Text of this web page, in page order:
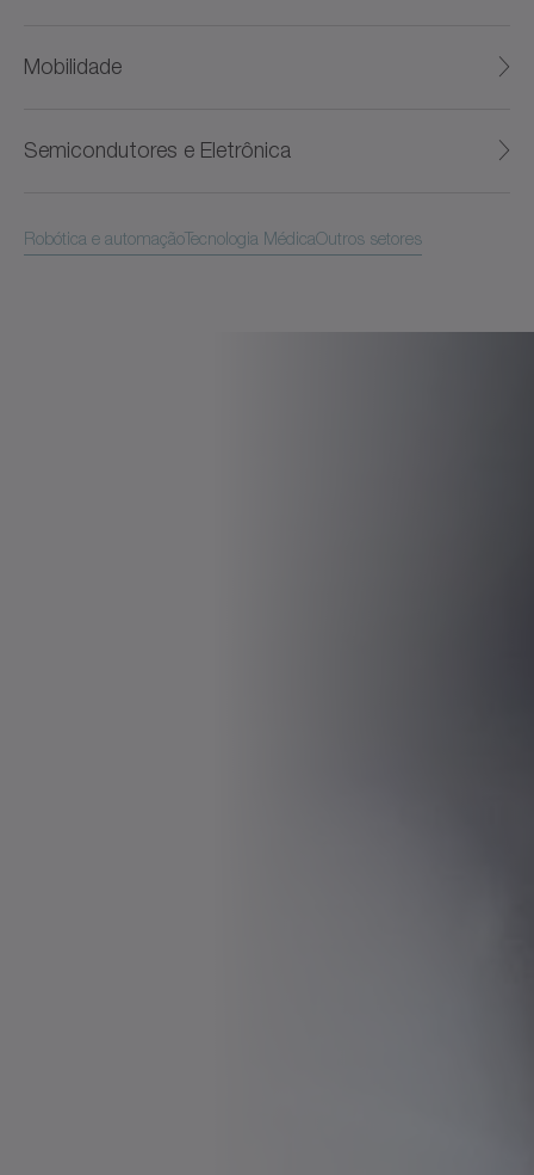
Mobilidade
Semicondutores e Eletrônica
Robótica e automaçãoTecnologia MédicaOutros setores